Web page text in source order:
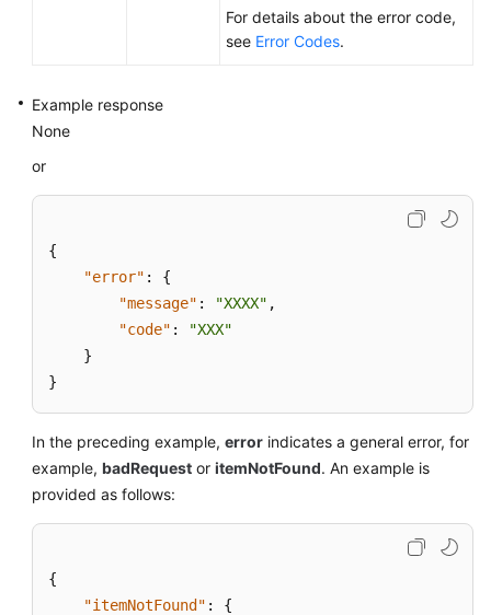
For details about the error code,
see Error Codes.
Example response
None
or
{
"error" :
{
"message" : "XXXX" ,
"code" :
"XXX"
}
}
In the preceding example, error indicates a general error, for
example, badRequest or itemNotFound. An example is
provided as follows:
{
"itemNotFound" :
{